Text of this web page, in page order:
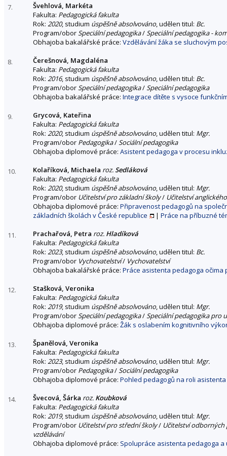
7.
Švehlová, Markéta
Fakulta: Pedagogická fakulta
Rok: 2020, studium úspěšně absolvováno, udělen titul: Bc.
Program/oborSpeciální pedagogika/Speciální pedagogika -
Obhajoba bakalářské práce: Vzdělávání žáka se sluchovým
8.
Čerešnová, Magdaléna
Fakulta: Pedagogická fakulta
Rok: 2016, studium úspěšně absolvováno, udělen titul: Bc.
Program/oborSpeciální pedagogika/Speciální pedagogika
Obhajoba bakalářské práce: Integrace dítěte s vysoce
9.
Grycová, Kateřina
Fakulta: Pedagogická fakulta
Rok: 2020, studium úspěšně absolvováno, udělen titul: Mgr.
Program/obor Pedagogika/Sociální pedagogika
Obhajoba diplomové práce: Asistent pedagoga v procesu
10. Kolaříková, Michaela roz.Sedláková
Fakulta: Pedagogická fakulta
Rok: 2020, studium úspěšně absolvováno, udělen titul: Mgr.
Program/obor Učitelství pro základní školy/ Učitelství
Obhajoba diplomové práce: Připravenost pedagogů na
základních školách v České republice
| Práce na příbuzné
11. Prachařová, Petra roz. Hladíková
Fakulta: Pedagogická fakulta
Rok: 2023, studium úspěšně absolvováno, udělen titul: Bc.
Program/obor Vychovatelství/ Vychovatelství
Obhajoba bakalářské práce: Práce asistenta pedagoga
12.
Stašková, Veronika
Fakulta: Pedagogická fakulta
Rok: 2019, studium úspěšně absolvováno, udělen titul: Mgr.
Program/oborSpeciální pedagogika/Speciální pedagogika pro
Obhajoba diplomové práce: Žák s oslabením kognitivního
13.
Španělová, Veronika
Fakulta: Pedagogická fakulta
Rok: 2023, studium úspěšně absolvováno, udělen titul: Mgr.
Program/obor Pedagogika/Sociální pedagogika
Obhajoba diplomové práce: Pohled pedagogů na roli
14. Švecová, Šárka roz. Koubková
Fakulta: Pedagogická fakulta
Rok: 2019, studium úspěšně absolvováno, udělen titul: Mgr.
Program/obor Učitelství pro střední školy/ Učitelství
vzdělávání
Obhajoba diplomové práce: Spolupráce asistenta pedagoga